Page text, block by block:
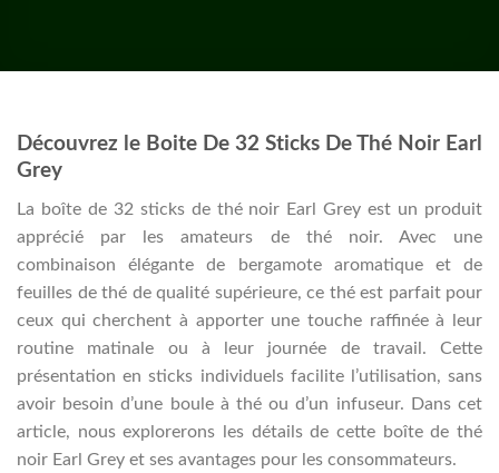
Découvrez le Boite De 32 Sticks De Thé Noir Earl
Grey
La boîte de 32 sticks de thé noir Earl Grey est un produit
apprécié par les amateurs de thé noir. Avec une
combinaison élégante de bergamote aromatique et de
feuilles de thé de qualité supérieure, ce thé est parfait pour
ceux qui cherchent à apporter une touche raffinée à leur
routine matinale ou à leur journée de travail. Cette
présentation en sticks individuels facilite l’utilisation, sans
avoir besoin d’une boule à thé ou d’un infuseur. Dans cet
article, nous explorerons les détails de cette boîte de thé
noir Earl Grey et ses avantages pour les consommateurs.